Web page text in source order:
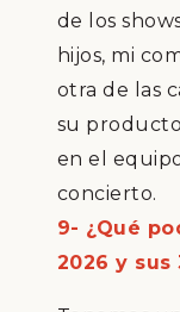
de
los
hijos, mi
otra de las
su
en el
concierto.
9- ¿Qué
2026 y